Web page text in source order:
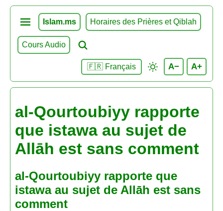
Islam.ms Horaires des Prières et Qiblah
Cours Audio
🇫🇷 Français A− A+
al-Qourtoubiyy rapporte
que istawa au sujet de
Allāh est sans comment
al-Qourtoubiyy rapporte que
istawa au sujet de Allāh est sans
comment